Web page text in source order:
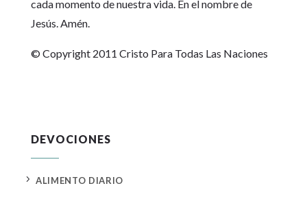
cada momento de nuestra vida. En el nombre de
Jesús. Amén.
© Copyright 2011 Cristo Para Todas Las Naciones
DEVOCIONES
5 ALIMENTO DIARIO